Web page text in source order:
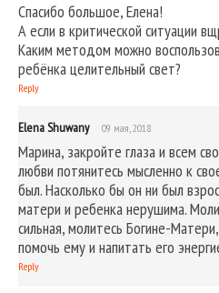
Спасибо большое, Елена!
А если в критической ситуации
Каким методом можно
ребёнка целительный свет?
Reply
Elena Shuwany 09 мая, 2018
Марина, закройте глаза и всем
любви потянитесь мысленно к
был. Насколько бы он ни был
матери и ребенка нерушима.
сильная, молитесь Богине-
помочь ему и напитать его
Reply